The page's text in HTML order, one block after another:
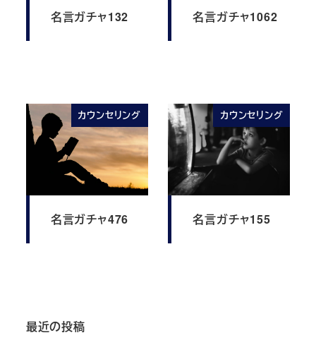
名言ガチャ132 名言ガチャ1062
カウンセリング
名言ガチャ476
カウンセリング
名言ガチャ155
最近の投稿